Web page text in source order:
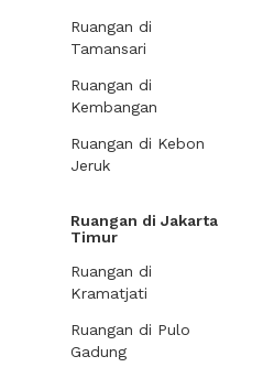
Ruangan di
Tamansari
Ruangan di
Kembangan
Ruangan di Kebon
Jeruk
Ruangan di Jakarta
Timur
Ruangan di
Kramatjati
Ruangan di Pulo
Gadung